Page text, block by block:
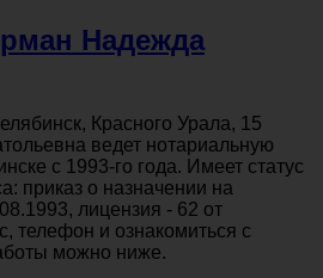
Надежда
Красного Урала, 15
ведет нотариальную
с 1993-го года. Имеет статус
приказ о назначении на
лицензия - 62 от
телефон и ознакомиться с
можно ниже.